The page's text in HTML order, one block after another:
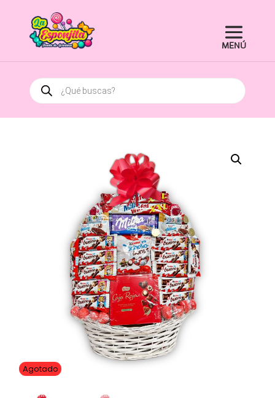
Búsqueda
de
productos
Agotado